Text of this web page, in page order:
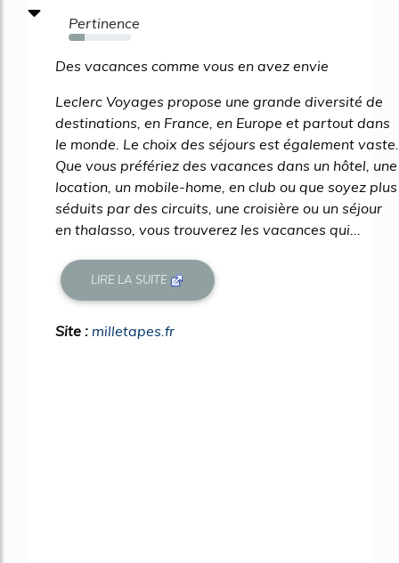
Pertinence
26%
Des vacances comme vous en avez envie
Leclerc Voyages propose une grande diversité de
destinations, en France, en Europe et partout dans
le monde. Le choix des séjours est également vaste.
Que vous préfériez des vacances dans un hôtel, une
location, un mobile-home, en club ou que soyez plus
séduits par des circuits, une croisière ou un séjour
en thalasso, vous trouverez les vacances qui...
LIRE LA SUITE
Site : milletapes.fr